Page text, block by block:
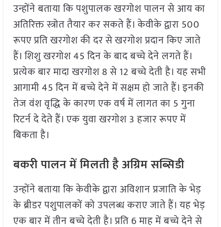
उन्होंने बताया कि पशुपालक खरगोश पालन से आय का
अतिरिक्त स्त्रोत तैयार कर सकते हैं। केवीके द्वारा 500
रूपए प्रति खरगोश की दर से खरगोश प्रदान किए जाते
हैं। शिशु खरगोश 45 दिन के बाद बच्चे देने लगते हैं।
प्रत्येक बार मादा खरगोश 8 से 12 बच्चे देती है। यह सभी
आगामी 45 दिन में बच्चे देने में सक्षम हो जाते हैं। इनकी
तेज वंश वृद्धि के कारण एक वर्ष में लागत का 5 गुना
रिटर्न दे देते हैं। एक युवा खरगोश 3 हजार रूपए में
बिकता है।
बकरी पालन में मिलती है अग्रिम सब्सिडी
उन्होंने बताया कि केवीके द्वारा अविशान प्रजाति के भेड़
के ब्रीडर पशुपालकों को उपलब्ध कराए जाते हैं। यह भेड़
एक बार में तीन बच्चे देती है। प्रति 6 माह में बच्चे देने से